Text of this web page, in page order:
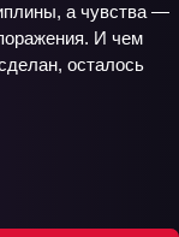
а чувства —
И чем
осталось